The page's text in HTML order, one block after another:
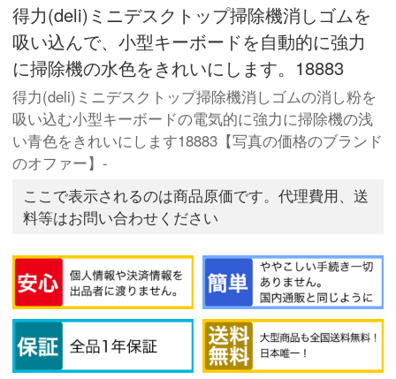
得力(deli)ミニデスクトップ掃除機消しゴムを
吸い込んで、小型キーボードを自動的に強力
に掃除機の水色をきれいにします。18883
得力(deli)ミニデスクトップ掃除機消しゴムの消し粉を
吸い込む小型キーボードの電気的に強力に掃除機の浅
い青色をきれいにします18883【写真の価格のブランド
のオファー】-
ここで表示されるのは商品原価です。代理費用、送
料等はお問い合わせください